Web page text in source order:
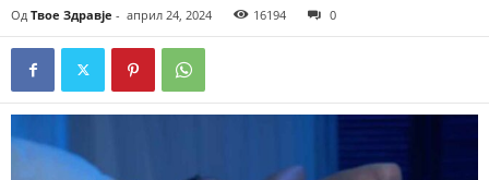
Од Твое Здравје - април 24, 2024 16194 0